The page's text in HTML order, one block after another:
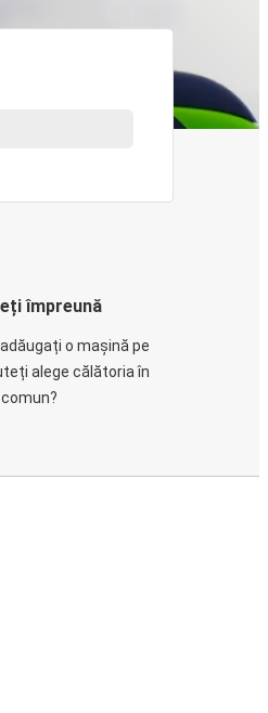
împreună
o mașină pe
alege călătoria în
comun?